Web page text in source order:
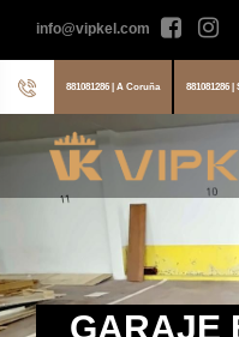
info@vipkel.com
881081286 | A Coruña 881081286
GARAJE